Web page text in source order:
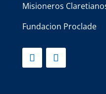
Misioneros
Fundacion Proclade